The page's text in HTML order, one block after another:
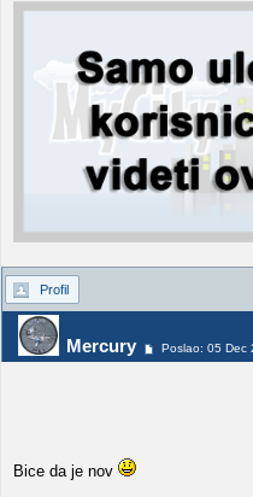
Profil
Mercury Poslao: 05 Dec
Bice da je nov